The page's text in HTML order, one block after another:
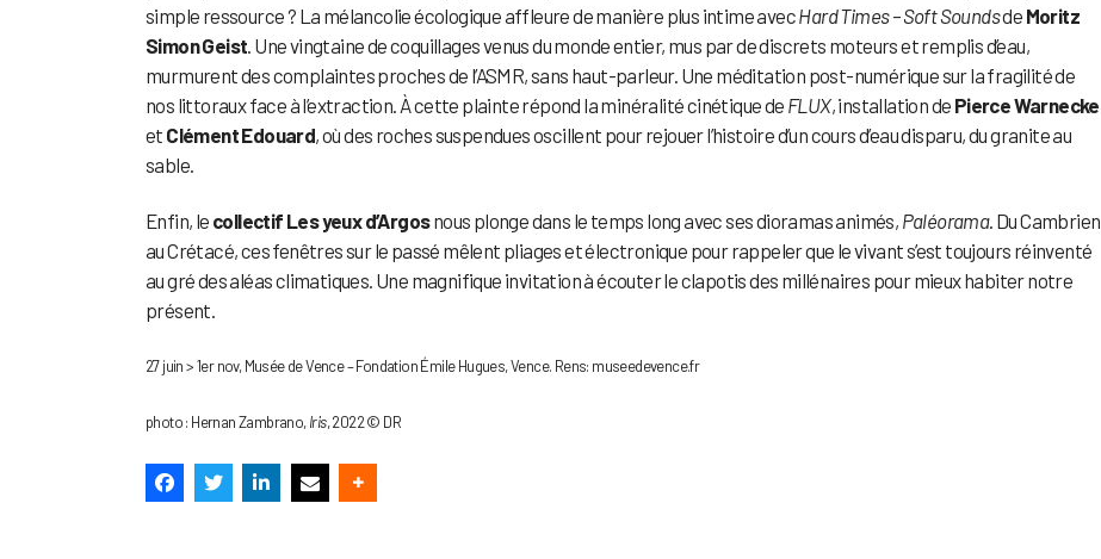
simple ressource ? La mélancolie écologique affleure de manière plus intime avecHard Times – Soft Soundsde Moritz
Simon Geist. Une vingtaine de coquillages venus du monde entier, mus par de discrets moteurs et remplis d’eau,
murmurent des complaintes proches de l’ASMR, sans haut-parleur. Une méditation post-numérique sur la fragilité de
nos littoraux face à l’extraction. À cette plainte répond la minéralité cinétique de FLUX, installation de Pierce Warnecke
et Clément Edouard, où des roches suspendues oscillent pour rejouer l’histoire d’un cours d’eau disparu, du granite au
sable.
Enfin, le collectif Les yeux d’Argosnous plonge dans le temps long avec ses dioramas animés, Paléorama. Du Cambrien
au Crétacé, ces fenêtres sur le passé mêlent pliages et électronique pour rappeler que le vivant s’est toujours réinventé
au gré des aléas climatiques. Une magnifique invitation à écouter le clapotis des millénaires pour mieux habiter notre
présent.
27 juin > 1er nov, Musée de Vence – Fondation Émile Hugues, Vence. Rens: museedevence.fr
photo : Hernan Zambrano,Iris, 2022 © DR